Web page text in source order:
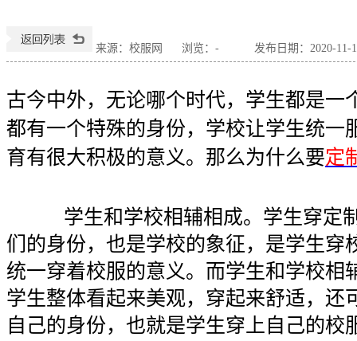
来源：校服网 浏览： - 发布日期：2020-11-
古今中外，无论哪个时代，学生都是一
都有一个特殊的身份，学校让学生统一
育有很大积极的意义。那么为什么要定
学生和学校相辅相成。学生穿定制
们的身份，也是学校的象征，是学生穿
统一穿着校服的意义。而学生和学校相
学生整体看起来美观，穿起来舒适，还
自己的身份，也就是学生穿上自己的校